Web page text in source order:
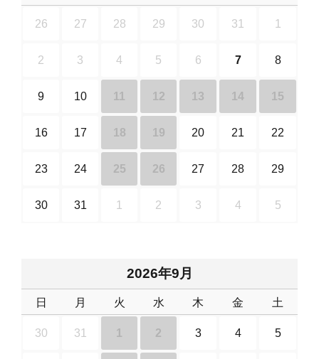
26 27 28 29 30 31 1
2 3 4 5 6 7 8
9 10 11 12 13 14 15
16 17 18 19 20 21 22
23 24 25 26 27 28 29
30 31 1 2 3 4 5
2026年9月
日 月 火 水 木 金 土
30 31 1 2 3 4 5